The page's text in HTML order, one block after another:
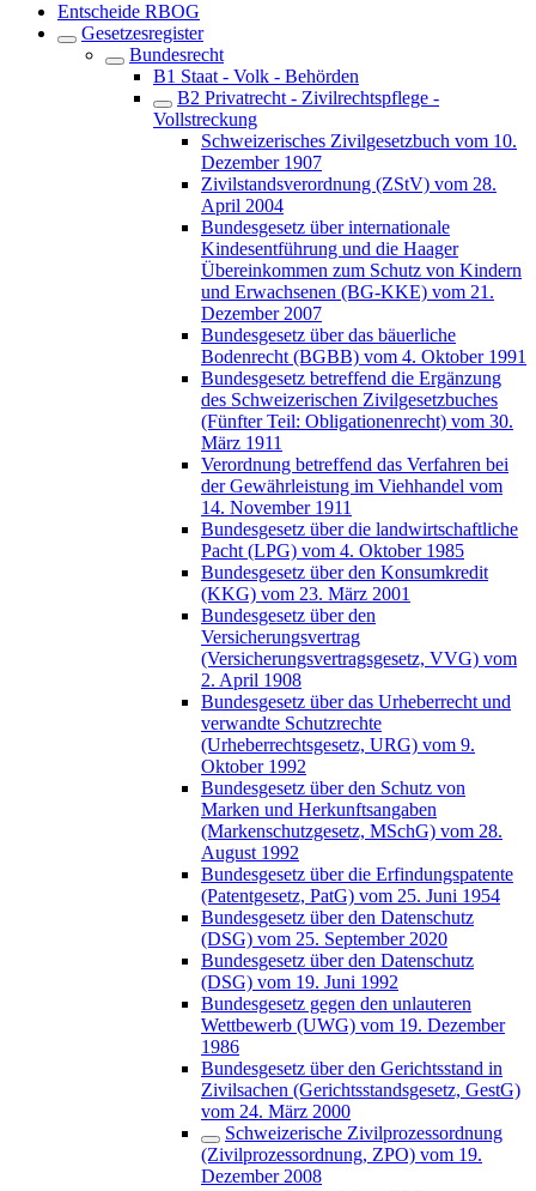
Entscheide RBOG
Gesetzesregister
Bundesrecht
B1 Staat - Volk - Behörden
B2 Privatrecht - Zivilrechtspflege -
Vollstreckung
Schweizerisches Zivilgesetzbuch vom 10.
Dezember 1907
Zivilstandsverordnung (ZStV) vom 28.
April 2004
Bundesgesetz über internationale
Kindesentführung und die Haager
Übereinkommen zum Schutz von Kindern
und Erwachsenen (BG-KKE) vom 21.
Dezember 2007
Bundesgesetz über das bäuerliche
Bodenrecht (BGBB) vom 4. Oktober 1991
Bundesgesetz betreffend die Ergänzung
des Schweizerischen Zivilgesetzbuches
(Fünfter Teil: Obligationenrecht) vom 30.
März 1911
Verordnung betreffend das Verfahren bei
der Gewährleistung im Viehhandel vom
14. November 1911
Bundesgesetz über die landwirtschaftliche
Pacht (LPG) vom 4. Oktober 1985
Bundesgesetz über den Konsumkredit
(KKG) vom 23. März 2001
Bundesgesetz über den
Versicherungsvertrag
(Versicherungsvertragsgesetz, VVG) vom
2. April 1908
Bundesgesetz über das Urheberrecht und
verwandte Schutzrechte
(Urheberrechtsgesetz, URG) vom 9.
Oktober 1992
Bundesgesetz über den Schutz von
Marken und Herkunftsangaben
(Markenschutzgesetz, MSchG) vom 28.
August 1992
Bundesgesetz über die Erfindungspatente
(Patentgesetz, PatG) vom 25. Juni 1954
Bundesgesetz über den Datenschutz
(DSG) vom 25. September 2020
Bundesgesetz über den Datenschutz
(DSG) vom 19. Juni 1992
Bundesgesetz gegen den unlauteren
Wettbewerb (UWG) vom 19. Dezember
1986
Bundesgesetz über den Gerichtsstand in
Zivilsachen (Gerichtsstandsgesetz, GestG)
vom 24. März 2000
Schweizerische Zivilprozessordnung
(Zivilprozessordnung, ZPO) vom 19.
Dezember 2008